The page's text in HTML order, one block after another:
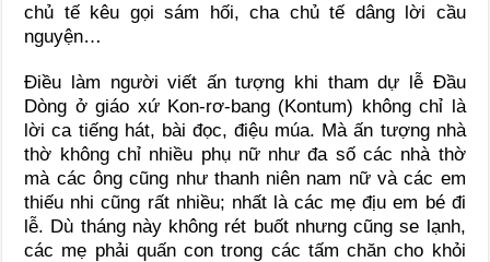
chủ tế kêu gọi sám hối, cha chủ tế dâng lời cầu
nguyện…
Điều làm người viết ấn tượng khi tham dự lễ Đầu
Dòng ở giáo xứ Kon-rơ-bang (Kontum) không chỉ là
lời ca tiếng hát, bài đọc, điệu múa. Mà ấn tượng nhà
thờ không chỉ nhiều phụ nữ như đa số các nhà thờ
mà các ông cũng như thanh niên nam nữ và các em
thiếu nhi cũng rất nhiều; nhất là các mẹ địu em bé đi
lễ. Dù tháng này không rét buốt nhưng cũng se lạnh,
các mẹ phải quấn con trong các tấm chăn cho khỏi